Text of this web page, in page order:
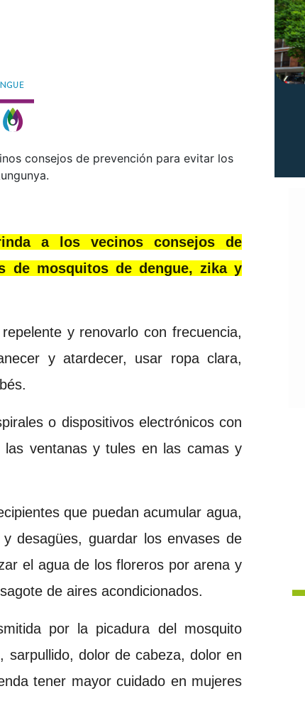
consejos de prevención para evitar los
a los vecinos consejos de
de mosquitos de dengue, zika y
y renovarlo con frecuencia,
y atardecer, usar ropa clara,
o dispositivos electrónicos con
las ventanas y tules en las camas y
que puedan acumular agua,
desagües, guardar los envases de
el agua de los floreros por arena y
de aires acondicionados.
por la picadura del mosquito
dolor de cabeza, dolor en
tener mayor cuidado en mujeres